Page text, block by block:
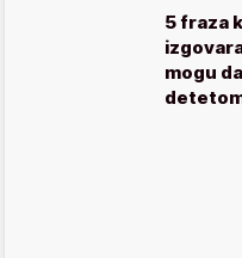
5 fraza
mogu